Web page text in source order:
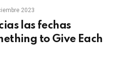
2023
las fechas
to Give Each